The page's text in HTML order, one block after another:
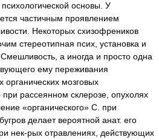
основы. У
частичным проявлением
Некоторых схизофреников
стереотипная псих, установка и
а иногда и просто одна
ему переживания
мозговых
рассеянном склерозе, опухолях
«органического» С. при
делает вероятной анат. его
нек-рых отравлениях, действующих